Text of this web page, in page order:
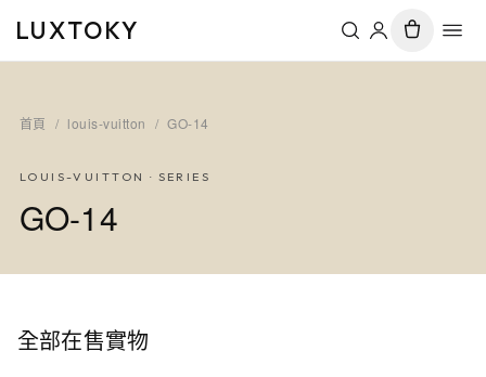
LUXTOKY
首頁 / louis-vuitton / GO-14
LOUIS-VUITTON · SERIES
GO-14
全部在售實物